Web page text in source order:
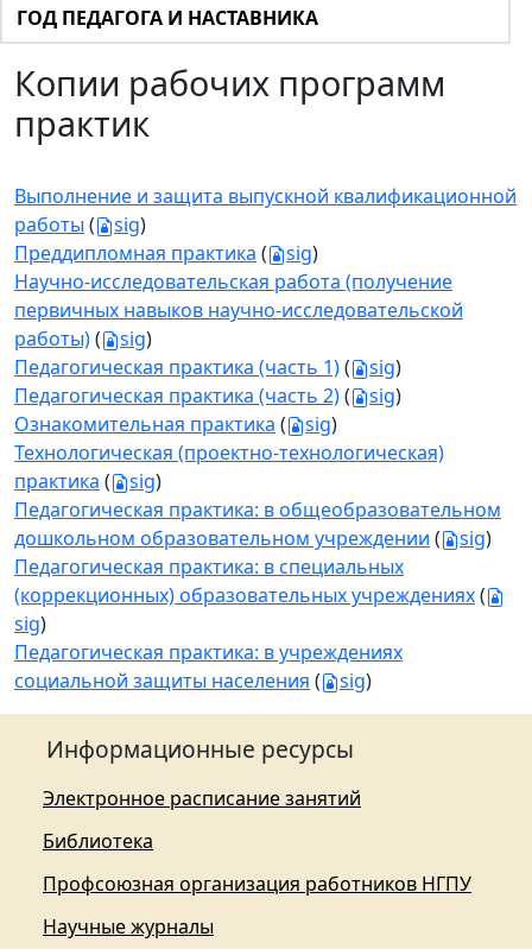
ГОД ПЕДАГОГА И НАСТАВНИКА
Копии рабочих программ
практик
Выполнение и защита выпускной квалификационной
работы ( sig)
Преддипломная практика ( sig)
Научно-исследовательская работа (получение
первичных навыков научно-исследовательской
работы)( sig)
Педагогическая практика (часть 1)( sig)
Педагогическая практика (часть 2)( sig)
Ознакомительная практика ( sig)
Технологическая (проектно-технологическая)
практика ( sig)
Педагогическая практика: в общеобразовательном
дошкольном образовательном учреждении ( sig)
Педагогическая практика: в специальных
(коррекционных) образовательных учреждениях(
sig)
Педагогическая практика: в учреждениях
социальной защиты населения ( sig)
Информационные ресурсы
Электронное расписание занятий
Библиотека
Профсоюзная организация работников НГПУ
Научные журналы